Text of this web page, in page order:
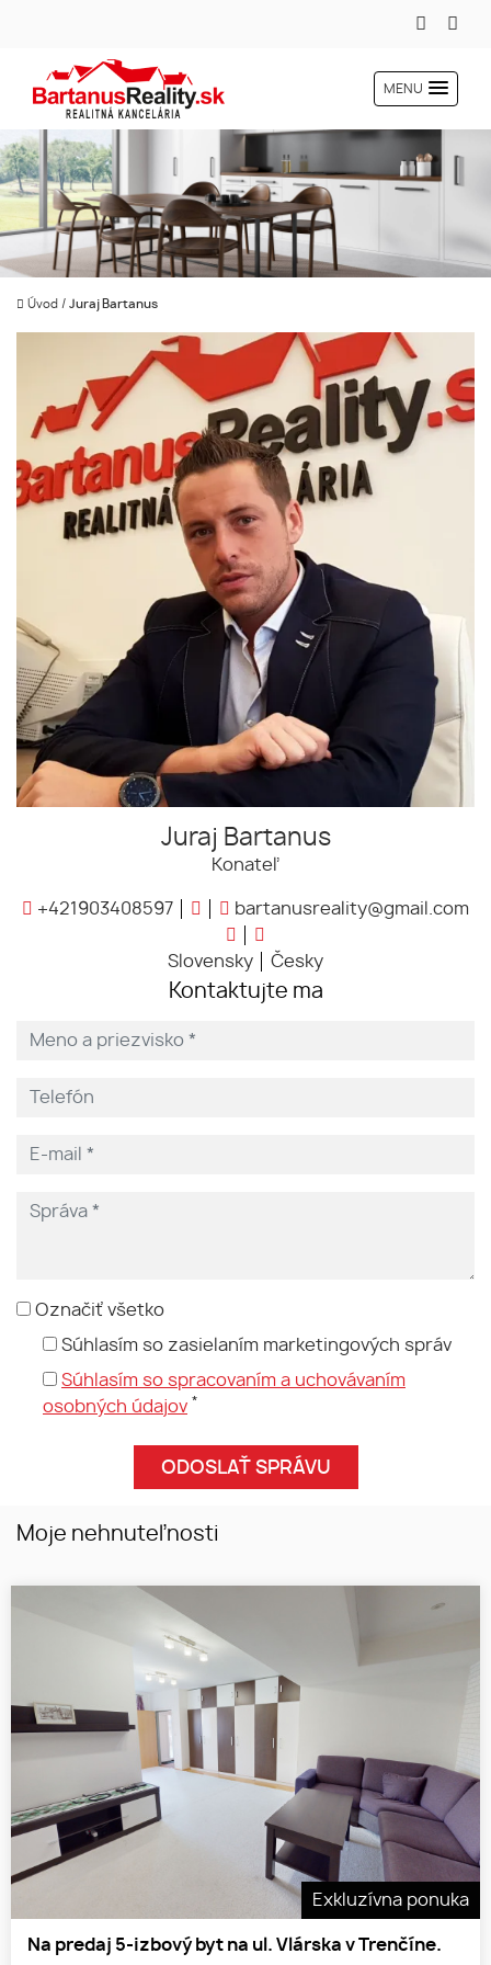
MENU
Úvod / Juraj Bartanus
Juraj Bartanus
Konateľ
+421903408597 bartanusreality@gmail.com
Slovensky Česky
Kontaktujte ma
Označiť všetko
Súhlasím so zasielaním marketingových správ
Súhlasím so spracovaním a uchovávaním
osobných údajov *
Moje nehnuteľnosti
Exkluzívna ponuka
Na predaj 5-izbový byt na ul. Vlárska v Trenčíne.